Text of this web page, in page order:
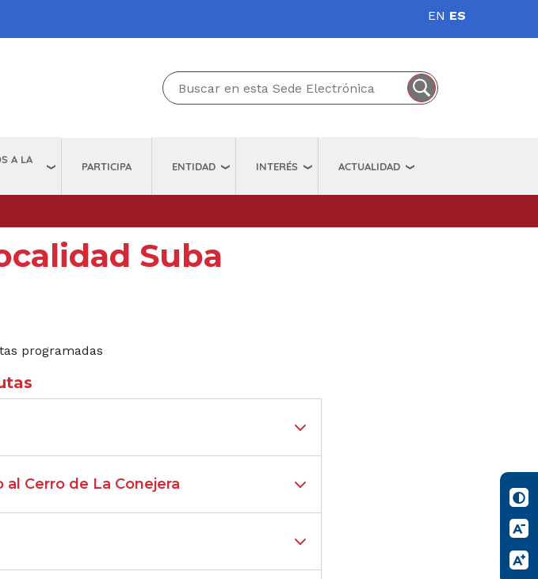
EN ES
A LA
PARTICIPA ENTIDAD INTERÉS ACTUALIDAD
Suba
programadas
Cerro de La Conejera